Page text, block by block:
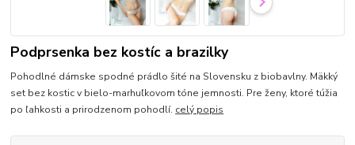
Podprsenka bez kostíc a brazilky
Pohodlné dámske spodné prádlo šité na Slovensku z biobavlny. Mäkký
set bez kostic v bielo-marhuľkovom tóne jemnosti. Pre ženy, ktoré túžia
po ľahkosti a prirodzenom pohodlí. celý popis